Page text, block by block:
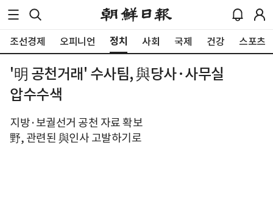
조선경제 오피니언 정치 사회 국제 건강 스포츠
'明 공천거래' 수사팀, 與당사·사무실
압수수색
지방·보궐선거 공천 자료 확보
野, 관련된 與인사 고발하기로